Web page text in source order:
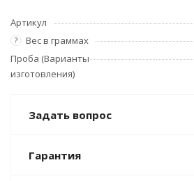
Артикул
? Вес в граммах
Проба (Варианты
изготовления)
Задать вопрос
Гарантия